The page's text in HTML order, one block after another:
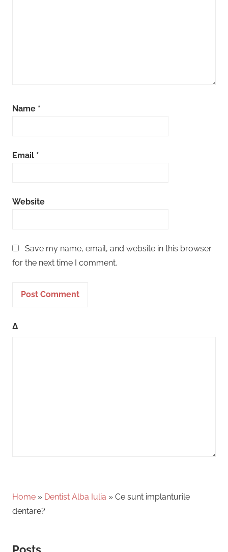
Name *
Email *
Website
Save my name, email, and website in this browser
for the next time I comment.
Δ
Home » Dentist Alba Iulia » Ce sunt implanturile
dentare?